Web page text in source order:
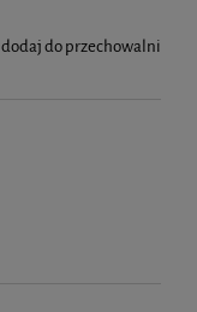
dodaj do przechowalni